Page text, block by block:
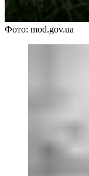
Фото: mod.gov.ua